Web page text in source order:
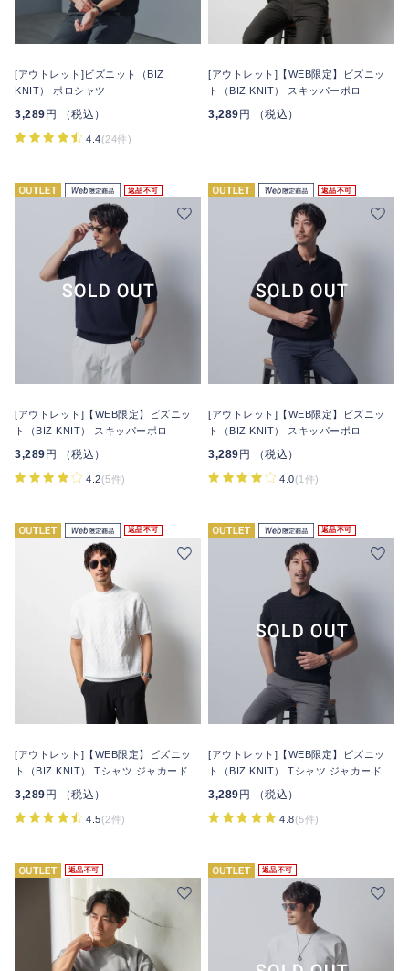
[アウトレット]ビズニット（BIZ
KNIT） ポロシャツ
3,289 円 （税込）
4.4(24件)
[アウトレット]【WEB限定】ビズニッ
ト（BIZ KNIT） スキッパーポロ
3,289 円 （税込）
返品不可
[アウトレット]【WEB限定】ビズニッ
ト（BIZ KNIT） スキッパーポロ
3,289 円 （税込）
4.2(5件)
返品不可
[アウトレット]【WEB限定】ビズニッ
ト（BIZ KNIT） スキッパーポロ
3,289 円 （税込）
4.0(1件)
返品不可
[アウトレット]【WEB限定】ビズニッ
ト（BIZ KNIT） Tシャツ ジャカード
3,289円 （税込）
4.5(2件)
返品不可
[アウトレット]【WEB限定】ビズニッ
ト（BIZ KNIT） Tシャツ ジャカード
3,289円 （税込）
4.8(5件)
返品不可 返品不可